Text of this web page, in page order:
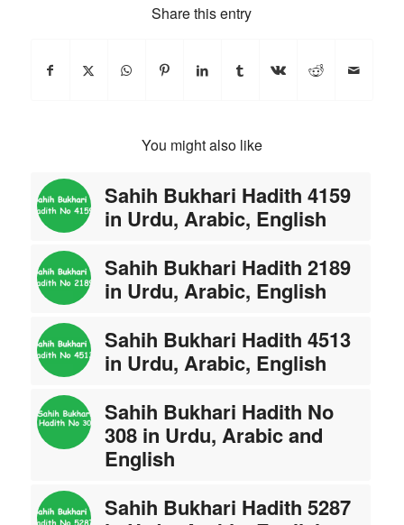
Share this entry
You might also like
Sahih Bukhari Hadith 4159
in Urdu, Arabic, English
Sahih Bukhari Hadith 2189
in Urdu, Arabic, English
Sahih Bukhari Hadith 4513
in Urdu, Arabic, English
Sahih Bukhari Hadith No
308 in Urdu, Arabic and
English
Sahih Bukhari Hadith 5287